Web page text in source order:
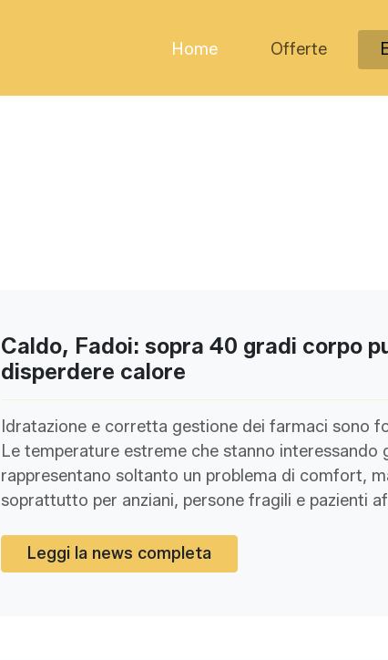
Home
Offerte
Caldo, Fadoi: sopra 40 gradi corpo
disperdere calore
Idratazione e corretta gestione dei farmaci sono
Le temperature estreme che stanno interessando
rappresentano soltanto un problema di comfort,
soprattutto per anziani, persone fragili e pazienti
Leggi la news completa